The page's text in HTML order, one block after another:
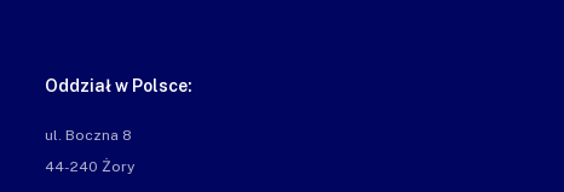
Oddział w Polsce:
ul. Boczna 8
44-240 Żory